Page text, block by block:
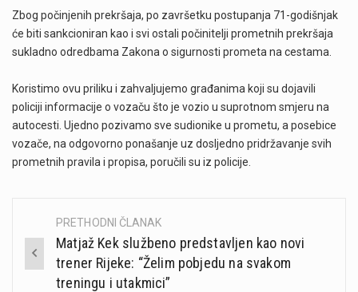
Zbog počinjenih prekršaja, po završetku postupanja 71-godišnjak
će biti sankcioniran kao i svi ostali počinitelji prometnih prekršaja
sukladno odredbama Zakona o sigurnosti prometa na cestama.
Koristimo ovu priliku i zahvaljujemo građanima koji su dojavili
policiji informacije o vozaču što je vozio u suprotnom smjeru na
autocesti. Ujedno pozivamo sve sudionike u prometu, a posebice
vozače, na odgovorno ponašanje uz dosljedno pridržavanje svih
prometnih pravila i propisa, poručili su iz policije.
Post
navigation
PRETHODNI ČLANAK
Matjaž Kek službeno predstavljen kao novi
trener Rijeke: “Želim pobjedu na svakom
treningu i utakmici”